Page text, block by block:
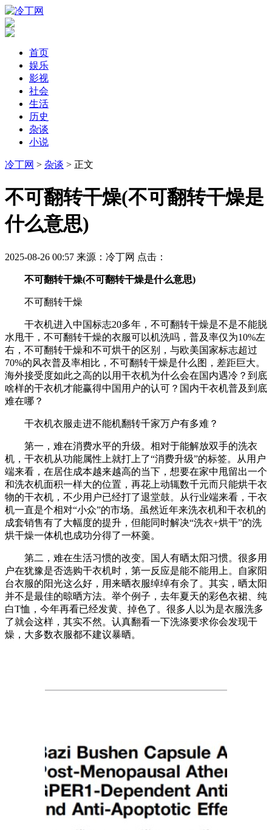
首页
娱乐
影视
社会
生活
历史
杂谈
小说
冷丁网 > 杂谈 > 正文
​不可翻转干燥(不可翻转干燥是
什么意思)
2025-08-26 00:57 来源：冷丁网 点击：
不可翻转干燥(不可翻转干燥是什么意思)
不可翻转干燥
干衣机进入中国标志20多年，不可翻转干燥是不是不能脱
水甩干，不可翻转干燥的衣服可以机洗吗，普及率仅为10%左
右，不可翻转干燥和不可烘干的区别，与欧美国家标志超过
70%的风衣普及率相比，不可翻转干燥是什么图，差距巨大。
海外接受度如此之高的以用干衣机为什么会在国内遇冷？到底
啥样的干衣机才能赢得中国用户的认可？国内干衣机普及到底
难在哪？
干衣机衣服走进不能机翻转千家万户有多难？
第一，难在消费水平的升级。相对于能解放双手的洗衣
机，干衣机从功能属性上就打上了“消费升级”的标签。从用户
端来看，在居住成本越来越高的当下，想要在家中甩留出一个
和洗衣机面积一样大的位置，再花上动辄数千元而只能烘干衣
物的干衣机，不少用户已经打了退堂鼓。从行业端来看，干衣
机一直是个相对“小众”的市场。虽然近年来洗衣机和干衣机的
成套销售有了大幅度的提升，但能同时解决“洗衣+烘干”的洗
烘干燥一体机也成功分得了一杯羹。
第二，难在生活习惯的改变。国人有晒太阳习惯。很多用
户在犹豫是否选购干衣机时，第一反应是能不能用上。自家阳
台衣服的阳光这么好，用来晒衣服绰绰有余了。其实，晒太阳
并不是最佳的晾晒方法。举个例子，去年夏天的彩色衣裙、纯
白T恤，今年再看已经发黄、掉色了。很多人以为是衣服洗多
了就会这样，其实不然。认真翻看一下洗涤要求你会发现干
燥，大多数衣服都不建议暴晒。